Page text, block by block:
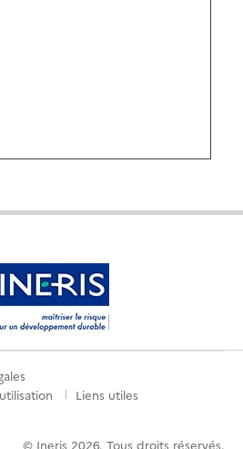
Liens utiles
© Ineris 2026. Tous droits réservés.